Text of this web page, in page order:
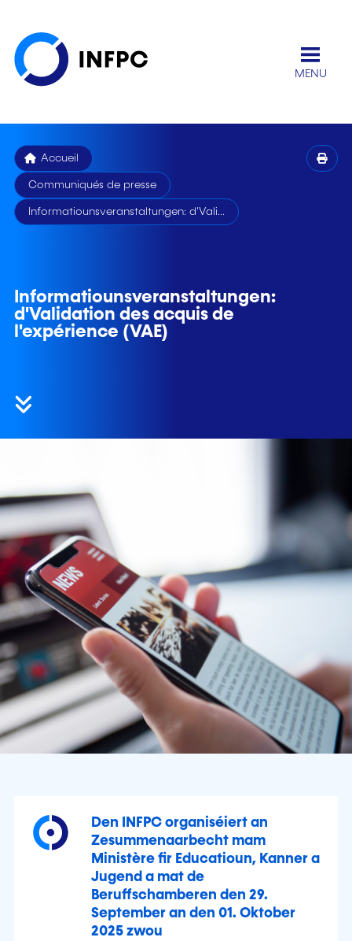
MENU
Accueil
Communiqués de presse
Informatiounsveranstaltungen: d'Vali...
Informatiounsveranstaltungen:
d'Validation des acquis de
l'expérience (VAE)
Den INFPC organiséiert an
Zesummenaarbecht mam
Ministère fir Educatioun, Kanner a
Jugend a mat de
Beruffschamberen den 29.
September an den 01. Oktober
2025 zwou